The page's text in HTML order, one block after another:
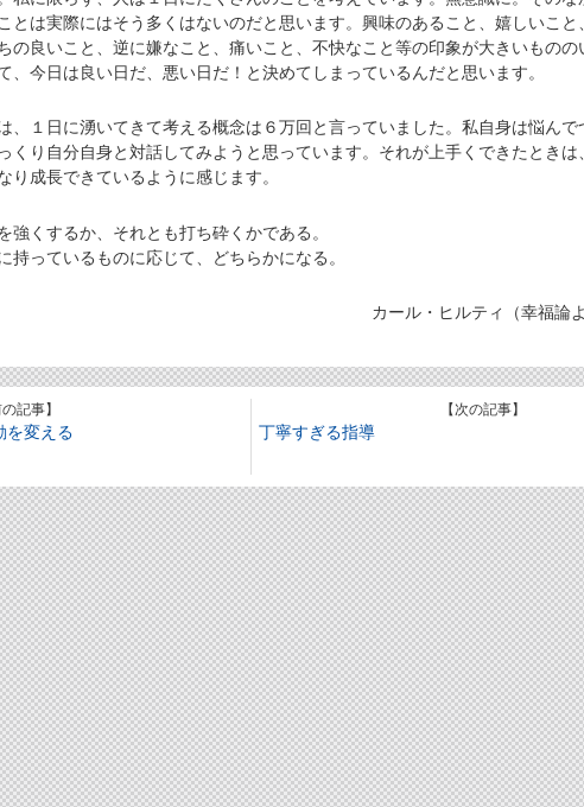
とは実際にはそう多くはないのだと思います。興味のあること、嬉しいこと
の良いこと、逆に嫌なこと、痛いこと、不快なこと等の印象が大きいものの
、今日は良い日だ、悪い日だ！と決めてしまっているんだと思います。
、１日に湧いてきて考える概念は６万回と言っていました。私自身は悩んで
くり自分自身と対話してみようと思っています。それが上手くできたときは
り成長できているように感じます。
くするか、それとも打ち砕くかである。
っているものに応じて、どちらかになる。
カール・ヒルティ（幸福論
の記事】
を変える
【次の記事】
丁寧すぎる指導